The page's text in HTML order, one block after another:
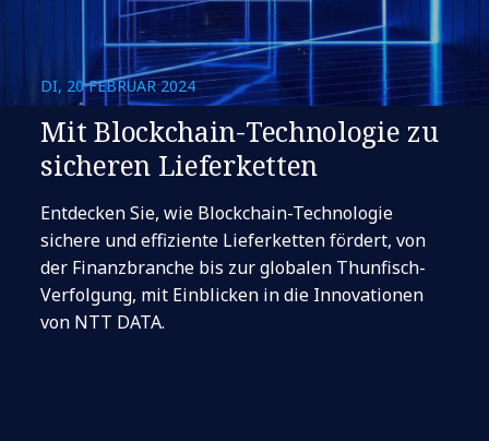
DI, 20 FEBRUAR 2024
Mit Blockchain-Technologie zu
sicheren Lieferketten
Entdecken Sie, wie Blockchain-Technologie
sichere und effiziente Lieferketten fördert, von
der Finanzbranche bis zur globalen Thunfisch-
Verfolgung, mit Einblicken in die Innovationen
von NTT DATA.